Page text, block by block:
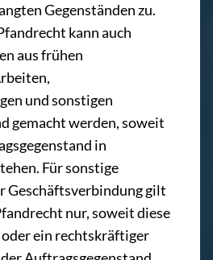
Gegenständen zu.
kann auch
aus frühen
und sonstigen
gemacht werden, soweit
in
Für sonstige
Geschäftsverbindung gilt
nur, soweit diese
ein rechtskräftiger